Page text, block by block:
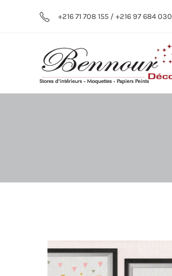
+216 71 708 155 / +216 97 684 030